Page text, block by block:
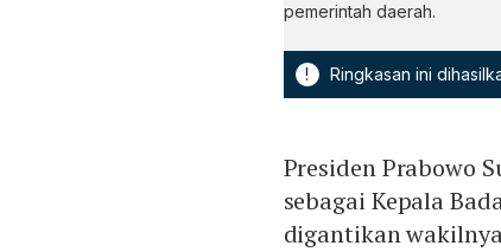
pemerintah daerah.
! Ringkasan ini
Presiden Prabowo
sebagai Kepala
digantikan